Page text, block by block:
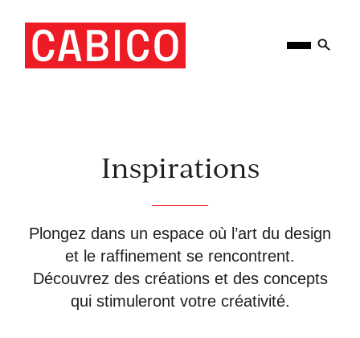
Skip
to
Homepage
Link
Open
Inspirations
Plongez dans un espace où l’art du design
et le raffinement se rencontrent.
Découvrez des créations et des concepts
qui stimuleront votre créativité.